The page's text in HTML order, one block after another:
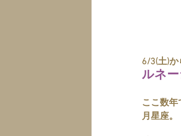
6/3(土)か
ルネ
ここ数
月星座。